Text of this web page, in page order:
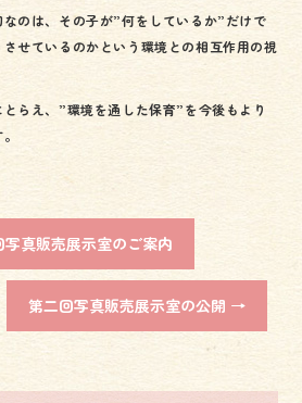
のは、その子が”何をしているか”だけで
せているのかという環境との相互作用の視
らえ、”環境を通した保育”を今後もより
真販売展示室のご案内
第二回写真販売展示室の公開 →